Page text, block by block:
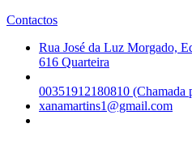
Contactos
Rua José da Luz Morgado,
616 Quarteira
00351912180810 (Chamada
xanamartins1@gmail.com